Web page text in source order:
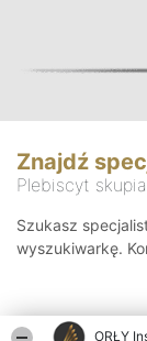
ORŁY
Znajdź
Plebiscyt
Szukasz
wyszukiwarkę.